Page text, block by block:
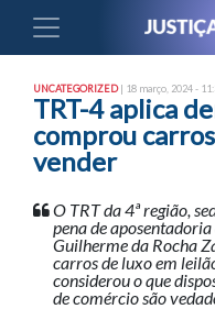
UNCATEGORIZED| 18 março, 2024 -
TRT-4 aplica
comprou
vender
O TRT da 4ª região,
pena de
Guilherme da Rocha
carros de luxo em
considerou o que
de comércio são